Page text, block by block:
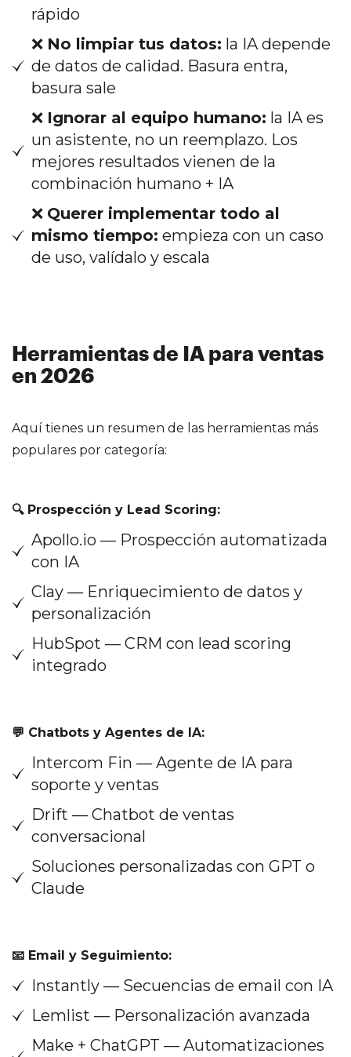
rápido
❌ No limpiar tus datos: la IA depende
de datos de calidad. Basura entra,
basura sale
❌ Ignorar al equipo humano: la IA es
un asistente, no un reemplazo. Los
mejores resultados vienen de la
combinación humano + IA
❌ Querer implementar todo al
mismo tiempo: empieza con un caso
de uso, valídalo y escala
Herramientas de IA para ventas
en 2026
Aquí tienes un resumen de las herramientas más
populares por categoría:
🔍 Prospección y Lead Scoring:
Apollo.io — Prospección automatizada
con IA
Clay — Enriquecimiento de datos y
personalización
HubSpot — CRM con lead scoring
integrado
💬 Chatbots y Agentes de IA:
Intercom Fin — Agente de IA para
soporte y ventas
Drift — Chatbot de ventas
conversacional
Soluciones personalizadas con GPT o
Claude
📧 Email y Seguimiento:
Instantly — Secuencias de email con IA
Lemlist — Personalización avanzada
Make + ChatGPT — Automatizaciones